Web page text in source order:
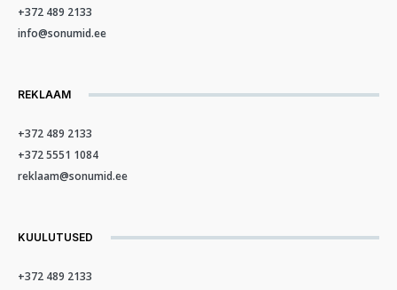
+372 489 2133
info@sonumid.ee
REKLAAM
+372 489 2133
+372 5551 1084
reklaam@sonumid.ee
KUULUTUSED
+372 489 2133